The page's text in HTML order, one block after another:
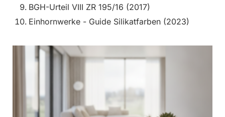
BGH-Urteil VIII ZR 195/16 (2017)
Einhornwerke - Guide Silikatfarben (2023)